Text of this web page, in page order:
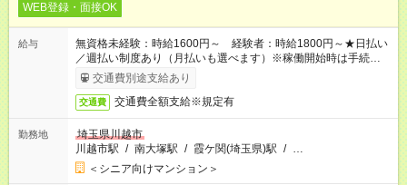
WEB登録・面接OK
給与
無資格未経験：時給1600円～ 経験者：時給1800円～★日払い
／週払い制度あり（月払いも選べます）※稼働開始時は手続き完
了次第のお支払いとなります。
交通費別途支給あり
交通費 交通費全額支給※規定有
勤務地
埼玉県川越市
川越市駅 / 南大塚駅 / 霞ケ関(埼玉県)駅 / …
＜シニア向けマンション＞